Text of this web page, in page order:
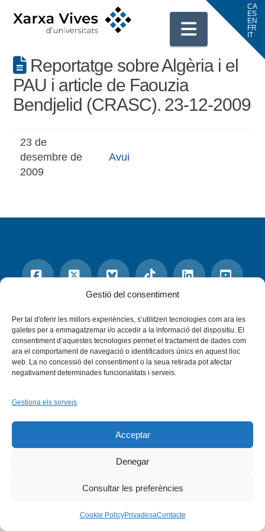
Gestió del consentiment
Per tal d'oferir les millors experiències, s’utilitzen tecnologies com ara les
galetes per a emmagatzemar i/o accedir a la informació del dispositiu. El
consentiment d’aquestes tecnologies permet el tractament de dades com
ara el comportament de navegació o identificadors únics en aquest lloc
web. La no concessió del consentiment o la seua retirada pot afectar
negativament determinades funcionalitats i serveis.
Gestiona els serveis
Acceptar
Denegar
Consultar les preferències
Cookie PolicyPrivadesaContacte
Reportatge sobre Algèria i el
PAU i article de Faouzia
Bendjelid (CRASC). 23-12-2009
23 de
desembre de
2009
Avui
Instagram
Flickr
INICI QUI SOM
PROGRAMES
DESENVOLUPAMENT SOSTENIBLE
TRANSPARÈNCIA
MAPA DEL WEB
AVÍS LEGAL PRIVADESA CONTACTE
Copyright © 2026 -Xarxa Vives d'Universitats